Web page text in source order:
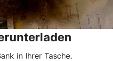
in Ihrer Tasche.